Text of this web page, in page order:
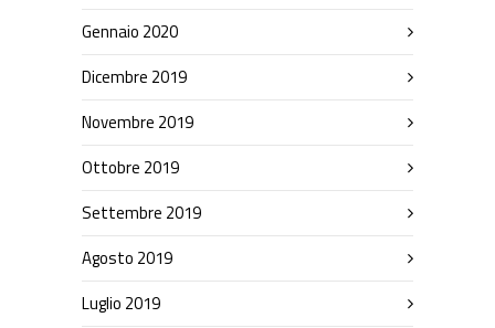
Gennaio 2020
Dicembre 2019
Novembre 2019
Ottobre 2019
Settembre 2019
Agosto 2019
Luglio 2019